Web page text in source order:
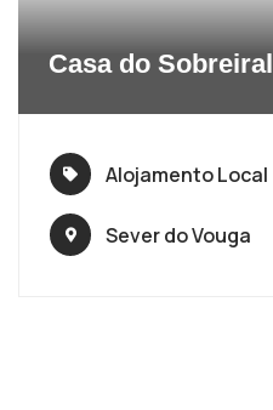
Casa do Sobreiral
Alojamento Local
Sever do Vouga